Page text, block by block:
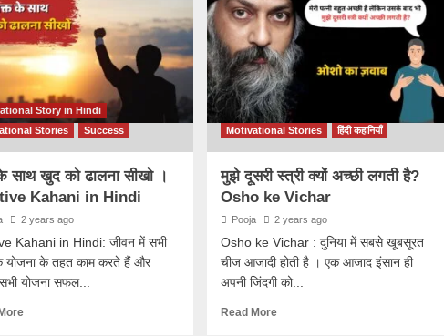
Story in Hindi
Stories
Success
साथ खुद को ढालना सीखो ।
Kahani in Hindi
2 years ago
Kahani in Hindi: जीवन में सभी
योजना के तहत काम करते हैं और
योजना सफल...
Motivational Stories हिंदी कहानियाँ
मुझे दूसरी स्त्री क्यों अच्छी लगती है?
Osho ke Vichar
Pooja 2 years ago
Osho ke Vichar : दुनिया में सबसे खूबसूरत
चीज आजादी होती है । एक आजाद इंसान ही
अपनी जिंदगी को...
Read More